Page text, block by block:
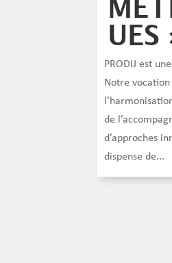
UES
PRODIJ est
Notre
de
d’approches
dispense de...